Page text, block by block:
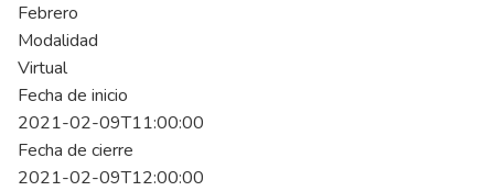
Febrero
Modalidad
Virtual
Fecha de inicio
2021-02-09T11:00:00
Fecha de cierre
2021-02-09T12:00:00